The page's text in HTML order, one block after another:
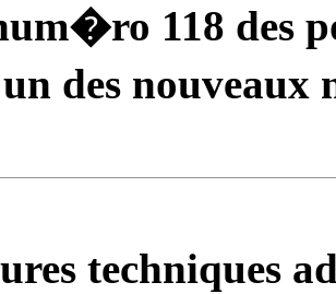
118 des
des nouveaux
techniques